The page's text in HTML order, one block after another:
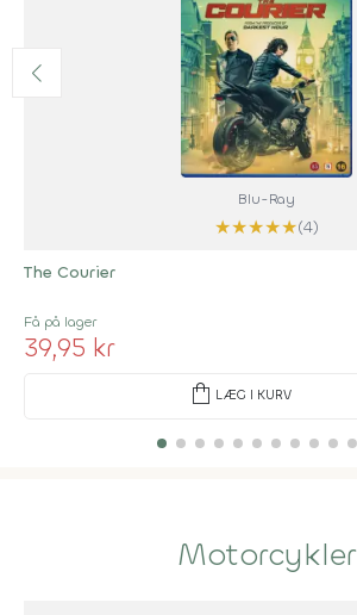
Blu-Ray
★★★★★(4)
The Courier
Få på lager
39,95 kr
shopping_bag LÆG I KURV
Motorcykler